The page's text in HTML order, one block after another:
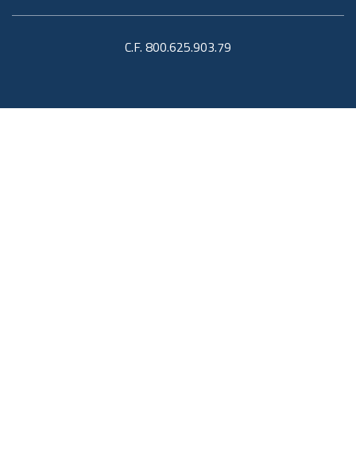
C.F. 800.625.903.79